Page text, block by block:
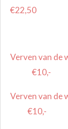
€22,50
Verven
€10,-
€10,-